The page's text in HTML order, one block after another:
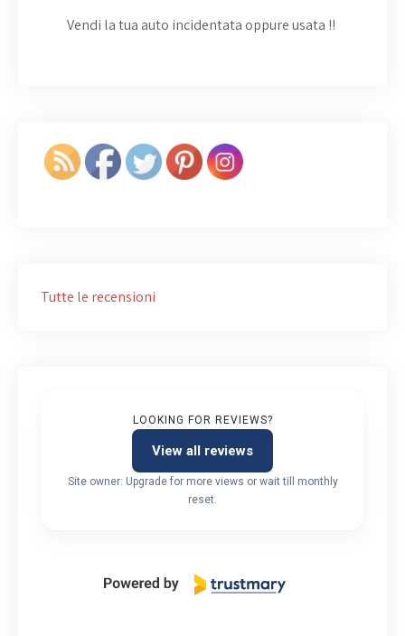
Vendi la tua auto incidentata oppure usata !!
Tutte le recensioni
LOOKING FOR REVIEWS?
View all reviews
Site owner: Upgrade for more views or wait till monthly
reset.